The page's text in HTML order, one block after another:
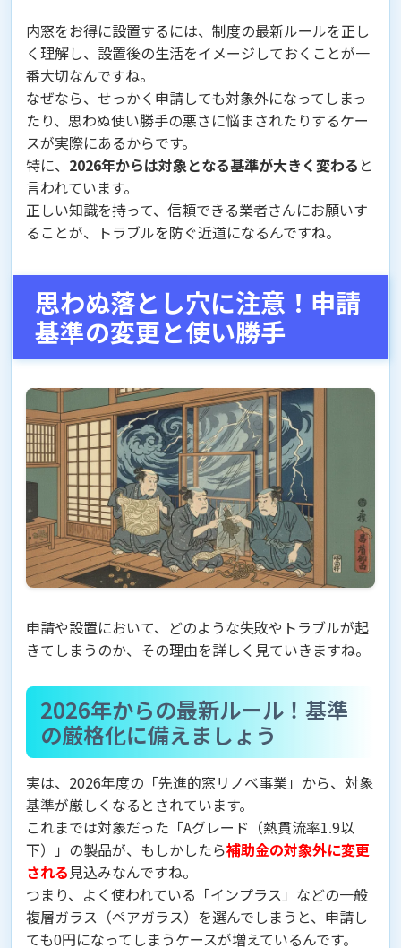
内窓をお得に設置するには、制度の最新ルールを正し
く理解し、設置後の生活をイメージしておくことが一
番大切なんですね。
なぜなら、せっかく申請しても対象外になってしまっ
たり、思わぬ使い勝手の悪さに悩まされたりするケー
スが実際にあるからです。
特に、 2026年からは対象となる基準が大きく変わる と
言われています。
正しい知識を持って、信頼できる業者さんにお願いす
ることが、トラブルを防ぐ近道になるんですね。
思わぬ落とし穴に注意！申請
基準の変更と使い勝手
申請や設置において、どのような失敗やトラブルが起
きてしまうのか、その理由を詳しく見ていきますね。
2026年からの最新ルール！基準
の厳格化に備えましょう
実は、2026年度の「先進的窓リノベ事業」から、対象
基準が厳しくなるとされています。
これまでは対象だった「Aグレード（熱貫流率1.9以
下）」の製品が、もしかしたら補助金の対象外に変更
される 見込みなんですね。
つまり、よく使われている「インプラス」などの一般
複層ガラス（ペアガラス）を選んでしまうと、申請し
ても0円になってしまうケースが増えているんです。